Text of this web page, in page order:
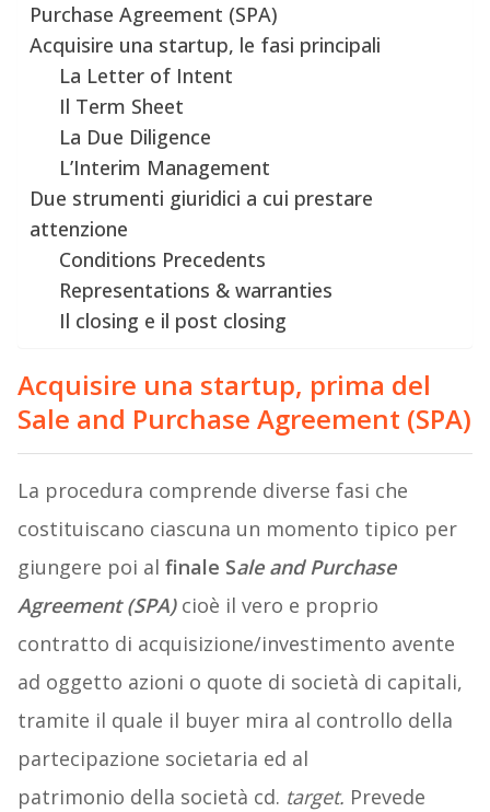
Purchase Agreement (SPA)
Acquisire una startup, le fasi principali
La Letter of Intent
Il Term Sheet
La Due Diligence
L’Interim Management
Due strumenti giuridici a cui prestare
attenzione
Conditions Precedents
Representations & warranties
Il closing e il post closing
Acquisire una startup, prima del
Sale and Purchase Agreement (SPA)
La procedura comprende diverse fasi che
costituiscano ciascuna un momento tipico per
giungere poi al finale Sale and Purchase
Agreement(SPA)cioè il vero e proprio
contratto di acquisizione/investimento avente
ad oggetto azioni o quote di società di capitali,
tramite il quale il buyer mira al controllo della
partecipazione societaria ed al
patrimonio della società cd. target. Prevede